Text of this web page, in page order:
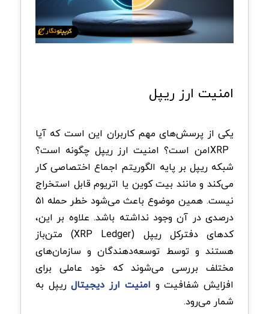
امنیت ارز ریپل
یکی از پرسش‌های مهم کاربران این است که آیا
XRPامن است؟ امنیت ارز ریپل چگونه است؟
شبکه ریپل بر پایه الگوریتم اجماع اختصاصی کار
می‌کند و مانند بیت کوین یا اتریوم قابل استخراج
نیست. همین موضوع باعث می‌شود خطر حمله ۵۱
درصدی در آن وجود نداشته باشد. علاوه بر این،
کدهای دفترکل ریپل (XRP Ledger) متن‌باز
هستند و توسط توسعه‌دهندگان و سازمان‌های
مختلف بررسی می‌شوند که خود عاملی برای
افزایش شفافیت و امنیت ارز دیجیتالریپل به
شمار می‌رود.